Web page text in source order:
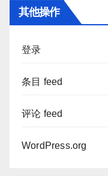
其他操作
登录
条目 feed
评论 feed
WordPress.org